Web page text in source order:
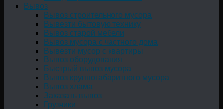
Вывоз
Вывоз строительного мусора
Вывезти бытовую технику
Вывоз старой мебели
Вывоз мусора с частного дома
Вывезти мусор с квартиры
Вывоз оборудования
Быстрый вывоз мусора
Вывоз крупногабаритного мусора
Вывоз хлама
Заказать вывоз
Грузчики